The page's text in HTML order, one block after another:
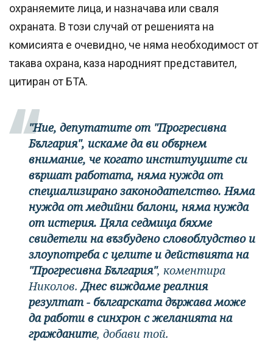
охраняемите лица, и назначава или сваля
охраната. В този случай от решенията на
комисията е очевидно, че няма необходимост от
такава охрана, каза народният представител,
цитиран от БТА.
"Ние, депутатите от "Прогресивна
България", искаме да ви обърнем
внимание, че когато институциите си
вършат работата, няма нужда от
специализирано законодателство. Няма
нужда от медийни балони, няма нужда
от истерия. Цяла седмица бяхме
свидетели на възбудено словоблудство и
злоупотреба с целите и действията на
"Прогресивна България", коментира
Николов.Днес виждаме реалния
резултат - българската държава може
да работи в синхрон с желанията на
гражданите, добави той.